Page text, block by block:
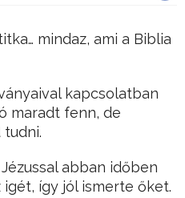
mindaz, ami a Biblia
kapcsolatban
maradt fenn, de
abban időben
így jól ismerte őket.